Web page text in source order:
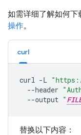
如需详细了解如何下
操作。
curl
curl -L
--header
--output "
替换以下内容：